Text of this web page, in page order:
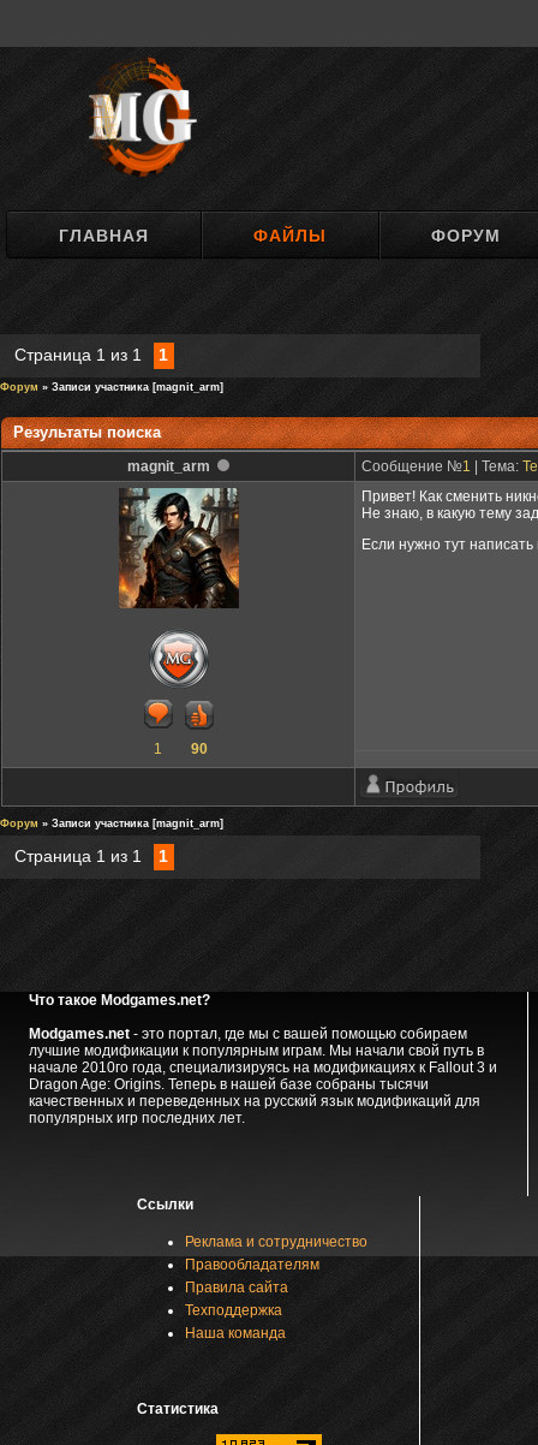
ГЛАВНАЯ ФАЙЛЫ ФОРУМ
Страница 1 из 1 1
Форум » Записи участника [magnit_arm]
Результаты поиска
magnit_arm Сообщение №1 | Тема:
1 90
Привет! Как сменить
Не знаю, в какую тему
Если нужно тут
Форум » Записи участника [magnit_arm]
Страница 1 из 1 1
Что такое Modgames.net?
Modgames.net- это портал, где мы с вашей помощью собираем
лучшие модификации к популярным играм. Мы начали свой путь в
начале 2010го года, специализируясь на модификациях к Fallout 3 и
Dragon Age: Origins. Теперь в нашей базе собраны тысячи
качественных и переведенных на русский язык модификаций для
популярных игр последних лет.
Ссылки
Реклама и сотрудничество
Правообладателям
Правила сайта
Техподдержка
Наша команда
Статистика